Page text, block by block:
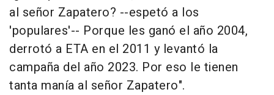
al señor Zapatero? --espetó a los
'populares'-- Porque les ganó el año 2004,
derrotó a ETA en el 2011 y levantó la
campaña del año 2023. Por eso le tienen
tanta manía al señor Zapatero".